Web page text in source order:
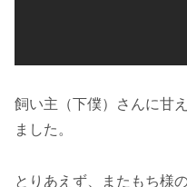
飼い主（下僕）さんに甘
ました。
とりあえず、またもち様